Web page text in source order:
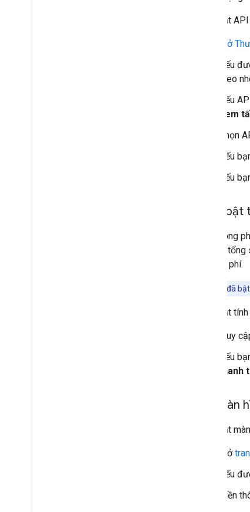
Cách bật
Mở
Nếu
theo
Nếu
Xem
Chọn
Nếu
Nếu
Tuỳ ý
Bạn không
mức về
án miễn phí.
Nếu đã
Cách bật
Truy
Nếu
thanh
Bật màn
Cách bật
Mở
Nếu
Điền